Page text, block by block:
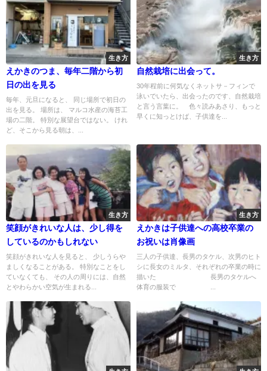
生き方
えかきのつま、毎年二階から初
日の出を見る
毎年、元旦になると、 同じ場所で初日の
出を見る。 場所は、 マルコ水産の海苔工
場の二階。 特別な展望台ではない。 けれ
ど、そこから見る朝は、...
生き方
自然栽培に出会って。
30年程前に何気なくネットサ－フィンで
泳いでいたら、出会ったのです、自然栽培
と言う言葉に。 色々読みあさり、もっと
早くに知っとけば、子供達を...
生き方
笑顔がきれいな人は、少し得を
しているのかもしれない
笑顔がきれいな人を見ると、 少しうらや
ましくなることがある。 特別なことをし
ていなくても、 その人の周りには、自然
とやわらかい空気が生まれる...
生き方
えかきは子供達への高校卒業の
お祝いは肖像画
三人の子供達、長男のタケル、次男のヒト
シに長女のミルタ、それぞれの卒業の時に
描いた 長男のタケルへ
体育の服装で ...